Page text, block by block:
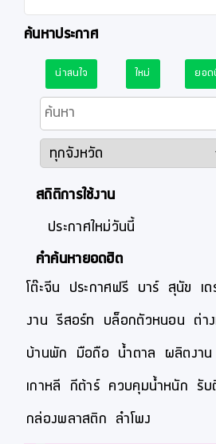
ค้นหาประกาศ
น่าสนใจ ใหม่ ยอด
สถิติการใช้งาน
ประกาศใหม่วันนี้
คำค้นหายอดฮิต
โต๊ะจีน
ประกาศฟรี บาร์ สุนัข เ
งาน รีสอร์ท บล็อกตัวหนอน ต่า
บ้านพัก มือถือ น้ำตาล ผลิตงาน
เกาหลี กีต้าร์ ควบคุมน้ำหนัก รับ
กล่องพลาสติก ลำโพง